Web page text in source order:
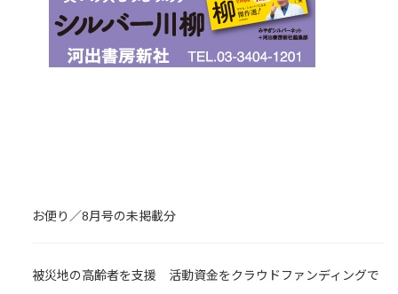
お便り／8月号の未掲載分
被災地の高齢者を支援 活動資金をクラウドファンディングで